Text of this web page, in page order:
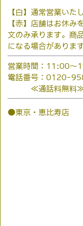
【白】通常営業いた
【赤】店舗はお休み
文のみ承ります。商
になる場合があります
営業時間：11:00～
電話番号：0120-
≪通話料無料
●東京・恵比寿店